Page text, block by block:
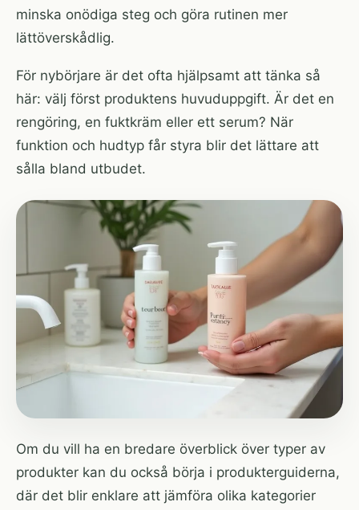
minska onödiga steg och göra rutinen mer
lättöverskådlig.
För nybörjare är det ofta hjälpsamt att tänka så
här: välj först produktens huvuduppgift. Är det en
rengöring, en fuktkräm eller ett serum? När
funktion och hudtyp får styra blir det lättare att
sålla bland utbudet.
Om du vill ha en bredare överblick över typer av
produkter kan du också börja i produkterguiderna,
där det blir enklare att jämföra olika kategorier